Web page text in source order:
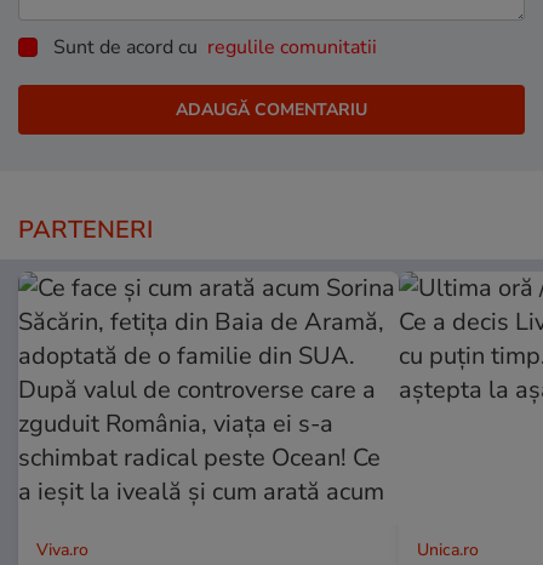
Sunt de acord cu regulile comunitatii
PARTENERI
Viva.ro Unica.ro